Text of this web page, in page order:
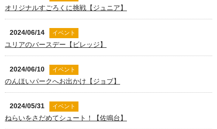
オリジナルすごろくに挑戦【ジュニア】
2024/06/14 イベント
ユリアのバースデー【ビレッジ】
2024/06/10 イベント
のんほいパークへお出かけ【ジョブ】
2024/05/31 イベント
ねらいをさだめてシュート！【佐鳴台】